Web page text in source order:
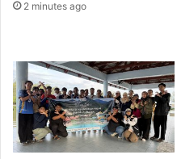
2 minutes ago